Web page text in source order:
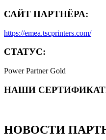
САЙТ ПАРТНЁРА:
https://emea.tscprinters.com/
СТАТУС:
Power Partner Gold
НАШИ
НОВОСТИ